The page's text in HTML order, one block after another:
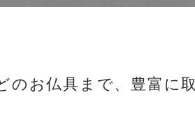
のお仏具まで、豊富に